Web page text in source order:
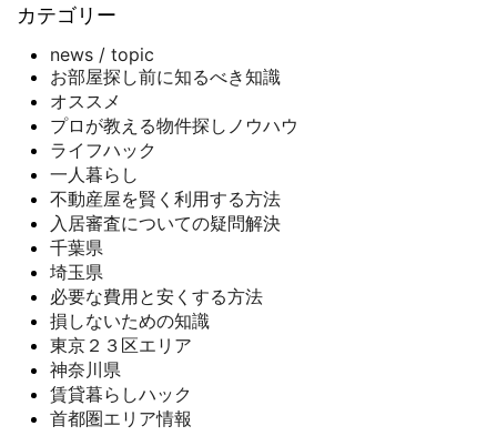
カテゴリー
news / topic
お部屋探し前に知るべき知識
オススメ
プロが教える物件探しノウハウ
ライフハック
一人暮らし
不動産屋を賢く利用する方法
入居審査についての疑問解決
千葉県
埼玉県
必要な費用と安くする方法
損しないための知識
東京２３区エリア
神奈川県
賃貸暮らしハック
首都圏エリア情報